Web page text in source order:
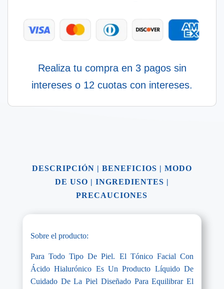
Realiza tu compra en 3 pagos sin
intereses o 12 cuotas con intereses.
DESCRIPCIÓN | BENEFICIOS | MODO
DE USO | INGREDIENTES |
PRECAUCIONES
Sobre el producto:
Para Todo Tipo De Piel. El Tónico Facial Con
Ácido Hialurónico Es Un Producto Líquido De
Cuidado De La Piel Diseñado Para Equilibrar El